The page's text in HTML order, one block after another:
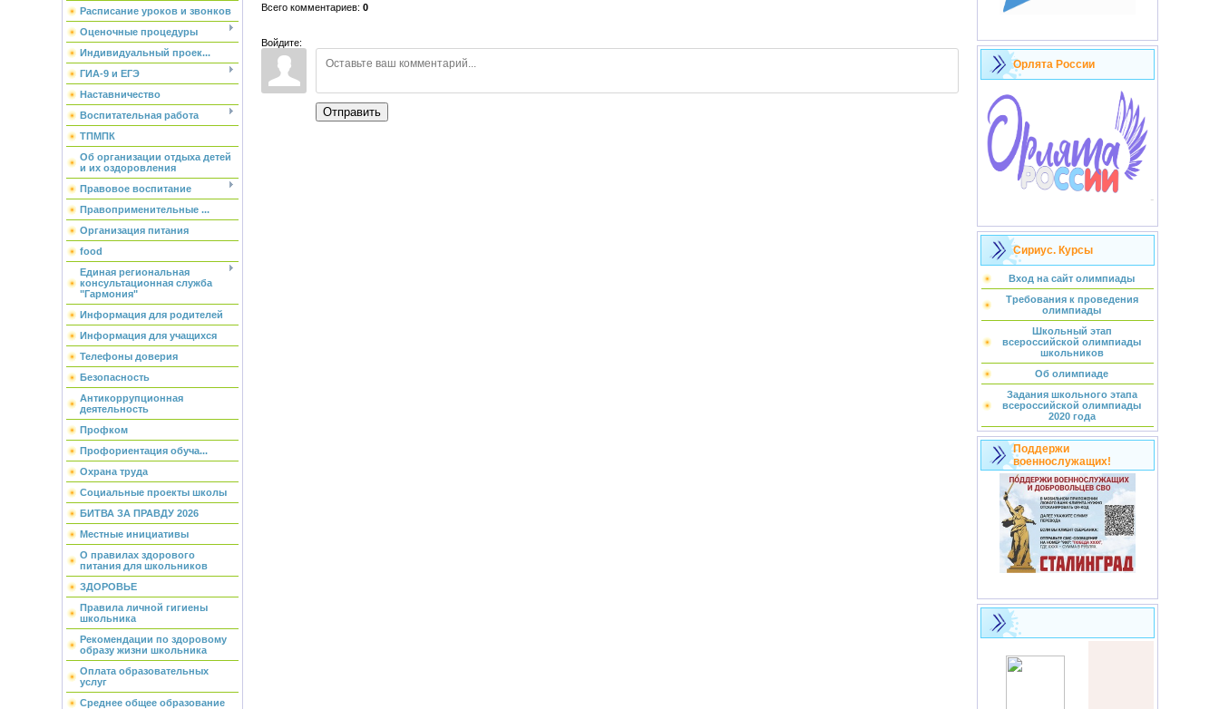
Расписание уроков и звонков
Оценочные процедуры
Индивидуальный проек...
ГИА-9 и ЕГЭ
Наставничество
Воспитательная работа
ТПМПК
Об организации отдыха детей
и их оздоровления
Правовое воспитание
Правоприменительные ...
Организация питания
food
Единая региональная
консультационная служба
"Гармония"
Информация для родителей
Информация для учащихся
Телефоны доверия
Безопасность
Антикоррупционная
деятельность
Профком
Профориентация обуча...
Охрана труда
Социальные проекты школы
БИТВА ЗА ПРАВДУ 2026
Местные инициативы
О правилах здорового
питания для школьников
ЗДОРОВЬЕ
Правила личной гигиены
школьника
Рекомендации по здоровому
образу жизни школьника
Оплата образовательных
услуг
Среднее общее образование
Всего комментариев: 0
Войдите:
Отправить
Орлята России
Сириус. Курсы
Вход на сайт олимпиады
Требования к проведения
олимпиады
Школьный этап
всероссийской олимпиады
школьников
Об олимпиаде
Задания школьного этапа
всероссийской олимпиады
2020 года
Поддержи
военнослужащих!